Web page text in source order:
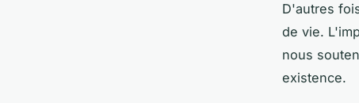
D'autres
de vie.
nous
existence.